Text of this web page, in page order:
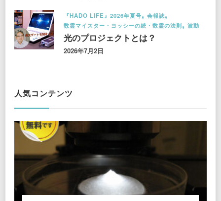
『HADO LIFE』2026年夏号
会報誌
数霊マイスター・ヨッシーの続・数霊の法則
波動
光のプロジェクトとは？
2026年7月2日
人気コンテンツ